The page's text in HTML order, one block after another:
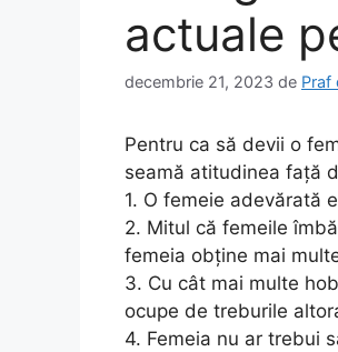
actuale
decembrie 21, 2023 de Praf
Pentru ca să devii o
seamă atitudinea față
1. O femeie adevărată
2. Mitul că femeile
femeia obține mai
3. Cu cât mai multe
ocupe de treburile
4. Femeia nu ar trebui